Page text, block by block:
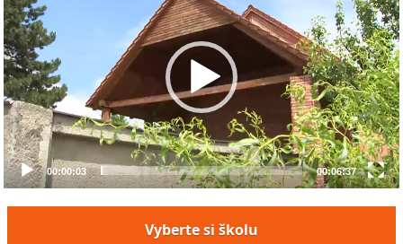
00:00:03 00:06:37
Vyberte si školu